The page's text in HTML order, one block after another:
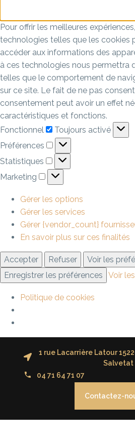
Pour offrir les meilleures
technologies telles que les cookies
accéder aux informations des
à ces technologies nous permettra
telles que le comportement de
sur ce site. Le fait de ne pas
consentement peut avoir un effet
caractéristiques et fonctions.
Fonctionnel
Toujours activé
Préférences
Statistiques
Marketing
Gérer les options
Gérer les services
Gérer {vendor_count}
En savoir plus sur ces finalités
Accepter Refuser
Voir les
Enregistrer les préférences
Voir
Politique de cookies
1 rue Lacarrière Latour
Salvetat
04 71 64 71 07
Contactez-